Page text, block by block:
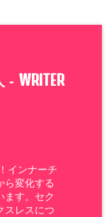
- WRITER
インナーチ
ら変化する
ます。セク
スレスにつ